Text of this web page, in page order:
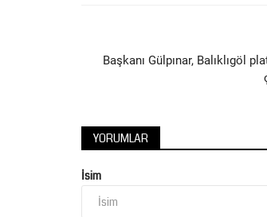
Başkanı Gülpınar, Balıklıgöl
YORUMLAR
İsim